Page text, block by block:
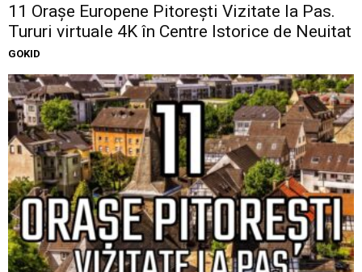
11 Oraşe Europene Pitoreşti Vizitate la Pas.
Tururi virtuale 4K în Centre Istorice de Neuitat
GOKID